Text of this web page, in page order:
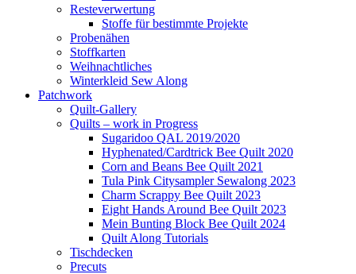
Resteverwertung
Stoffe für bestimmte Projekte
Probenähen
Stoffkarten
Weihnachtliches
Winterkleid Sew Along
Patchwork
Quilt-Gallery
Quilts – work in Progress
Sugaridoo QAL 2019/2020
Hyphenated/Cardtrick Bee Quilt 2020
Corn and Beans Bee Quilt 2021
Tula Pink Citysampler Sewalong 2023
Charm Scrappy Bee Quilt 2023
Eight Hands Around Bee Quilt 2023
Mein Bunting Block Bee Quilt 2024
Quilt Along Tutorials
Tischdecken
Precuts